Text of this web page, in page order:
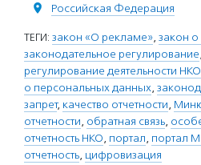
Российская Федерация
ТЕГИ: закон «О рекламе», закон
законодательное регулирование,
регулирование деятельности НКО
о персональных данных,
запрет, качество отчетности,
отчетности, обратная связь,
отчетность НКО, портал, портал
отчетность, цифровизация